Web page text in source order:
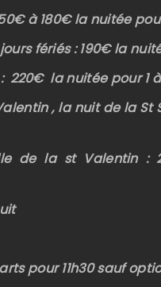
à 180€ la nuitée
fériés : 190€ la
la nuitée pour 1
, la nuit de la
de la st Valentin :
pour 11h30 sauf